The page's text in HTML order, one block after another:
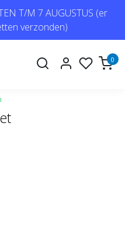
T/M 7 AUGUSTUS (er
verzonden)
0